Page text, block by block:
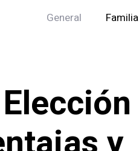
General Familia